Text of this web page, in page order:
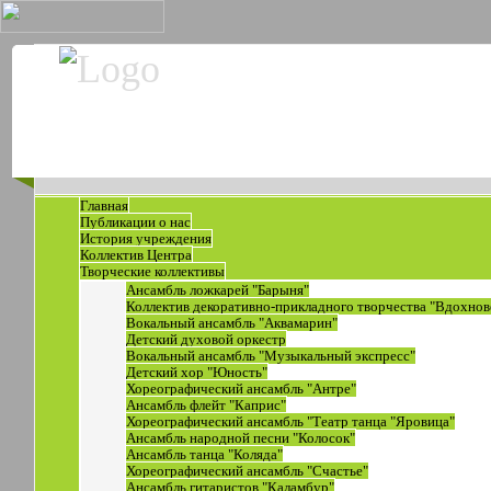
Главная
Публикации о нас
История учреждения
Коллектив Центра
Творческие коллективы
Ансамбль ложкарей "Барыня"
Коллектив декоративно-прикладного творчества
Вокальный ансамбль "Аквамарин"
Детский духовой оркестр
Вокальный ансамбль "Музыкальный экспресс"
Детский хор "Юность"
Хореографический ансамбль "Антре"
Ансамбль флейт "Каприс"
Хореографический ансамбль "Театр танца "Яровица"
Ансамбль народной песни "Колосок"
Ансамбль танца "Коляда"
Хореографический ансамбль "Счастье"
Ансамбль гитаристов "Каламбур"